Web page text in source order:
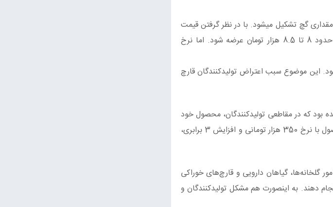
گچ تشکیل میشود. با در نظر گرفتن قیمت
مواد اولیه، دستمزد نیروی کار، سود تولیدکننده هزینه‌های جانبی،کمپوست باید با بهای حدود 8 تا 8.5 هزار تومان عرضه شود. اما نرخ
آزاد، با نرخ 12 تا 13 هزار تومان فروخته‌میشود. این موضوع سبب اعتراض تولیدکنندگان قارچ
بود که در مقاطعی تولیدکنندگان، محصول خود
را با ضرر زیاد و حتی تا 30 هزار تومان زیر قیمت تمام‌شده، بفروشند. اما امروز همین محصول با نرخ 350 هزار تومانی و افزایش 3 برابری،
گلخانه‌ها، گیاهان دارویی و قارچ‌های خوراکی
دهند. به اینصورت هم مشکل تولیدکنندگان و